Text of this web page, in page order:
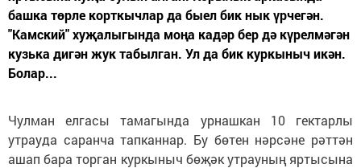
башка төрле корткычлар да быел бик нык үрчегән.
"Камский" хуҗалыгында моңа кадәр бер дә күрелмәгән
кузька дигән жук табылган. Ул да бик куркыныч икән.
Болар...
Чулман елгасы тамагында урнашкан 10 гектарлы
утрауда саранча тапканнар. Бу бөтен нәрсәне рәттән
ашап бара торган куркыныч бөҗәк утрауның яртысына